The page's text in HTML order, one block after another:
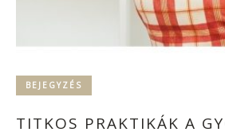
BEJEGYZÉS
TITKOS PRAKTIKÁK A